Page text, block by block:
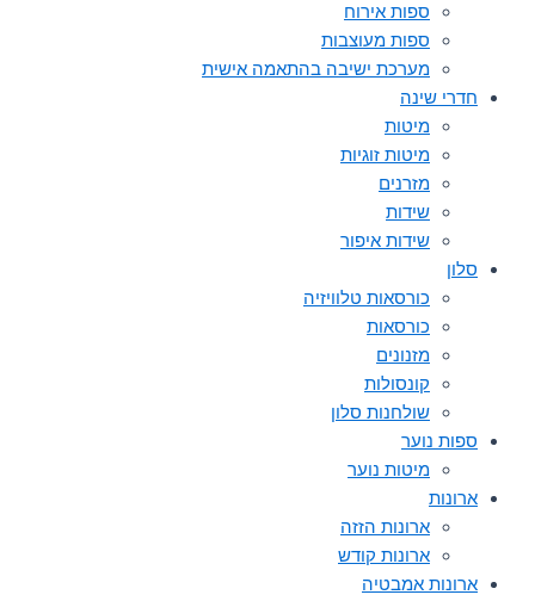
ספות אירוח
ספות מעוצבות
מערכת ישיבה בהתאמה אישית
חדרי שינה
מיטות
מיטות זוגיות
מזרנים
שידות
שידות איפור
סלון
כורסאות טלוויזיה
כורסאות
מזנונים
קונסולות
שולחנות סלון
ספות נוער
מיטות נוער
ארונות
ארונות הזזה
ארונות קודש
ארונות אמבטיה